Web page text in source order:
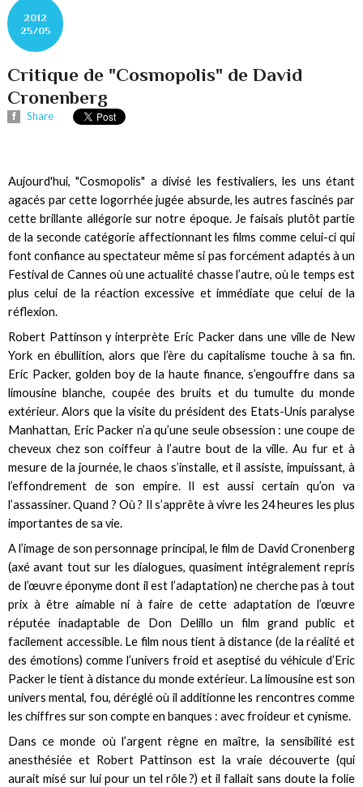
2012
25/05
Critique de "Cosmopolis" de David
Cronenberg
Share
Aujourd'hui, "Cosmopolis" a divisé les festivaliers, les uns étant
agacés par cette logorrhée jugée absurde, les autres fascinés par
cette brillante allégorie sur notre époque. Je faisais plutôt partie
de la seconde catégorie affectionnant les films comme celui-ci qui
font confiance au spectateur même si pas forcément adaptés à un
Festival de Cannes où une actualité chasse l’autre, où le temps est
plus celui de la réaction excessive et immédiate que celui de la
réflexion.
Robert Pattinson y interprète Eric Packer dans une ville de New
York en ébullition, alors que l’ère du capitalisme touche à sa fin.
Eric Packer, golden boy de la haute finance, s’engouffre dans sa
limousine blanche, coupée des bruits et du tumulte du monde
extérieur. Alors que la visite du président des Etats-Unis paralyse
Manhattan, Eric Packer n’a qu’une seule obsession : une coupe de
cheveux chez son coiffeur à l’autre bout de la ville. Au fur et à
mesure de la journée, le chaos s’installe, et il assiste, impuissant, à
l’effondrement de son empire. Il est aussi certain qu’on va
l’assassiner. Quand ? Où ? Il s’apprête à vivre les 24 heures les plus
importantes de sa vie.
A l’image de son personnage principal, le film de David Cronenberg
(axé avant tout sur les dialogues, quasiment intégralement repris
de l’œuvre éponyme dont il est l’adaptation) ne cherche pas à tout
prix à être aimable ni à faire de cette adaptation de l’œuvre
réputée inadaptable de Don Delillo un film grand public et
facilement accessible. Le film nous tient à distance (de la réalité et
des émotions) comme l’univers froid et aseptisé du véhicule d’Eric
Packer le tient à distance du monde extérieur. La limousine est son
univers mental, fou, déréglé où il additionne les rencontres comme
les chiffres sur son compte en banques : avec froideur et cynisme.
Dans ce monde où l’argent règne en maître, la sensibilité est
anesthésiée et Robert Pattinson est la vraie découverte (qui
aurait misé sur lui pour un tel rôle ?) et il fallait sans doute la folie